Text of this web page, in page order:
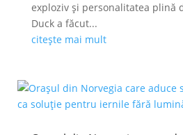
exploziv și personalitatea plină
Duck a făcut...
citește mai mult